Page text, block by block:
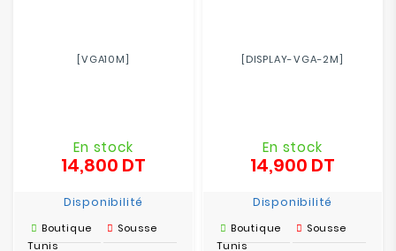
[VGA10M]
En stock
14,800 DT
Disponibilité
Boutique
Tunis
Sousse
[DISPLAY-VGA-2M]
En stock
14,900 DT
Disponibilité
Boutique
Tunis
Sousse